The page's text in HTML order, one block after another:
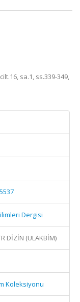
sa.1, ss.339-349,
Dergisi
DİZİN (ULAKBİM)
Koleksiyonu